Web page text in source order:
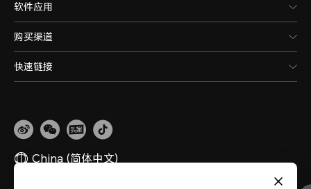
软件应用
购买渠道
快速链接
China (简体中文)